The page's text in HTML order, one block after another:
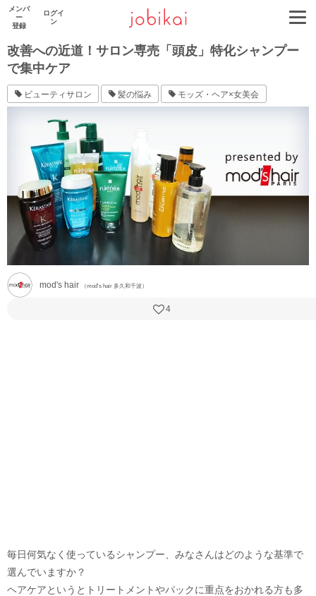
メンバ
ー
登録
ログイ
ン
改善への近道！サロン専売「頭皮」特化シャンプー
で集中ケア
ビューティサロン 髪の悩み モッズ・ヘア×女美会
mod's hair （mod's hair 多久和千波）
4
毎日何気なく使っているシャンプー、みなさんはどのような基準で
選んでいますか？
ヘアケアというとトリートメントやパックに重点をおかれる方も多